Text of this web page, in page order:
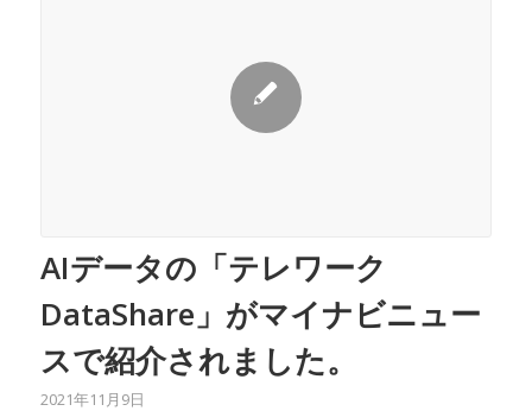
AIデータの「テレワーク
DataShare」がマイナビニュー
スで紹介されました。
2021年11月9日